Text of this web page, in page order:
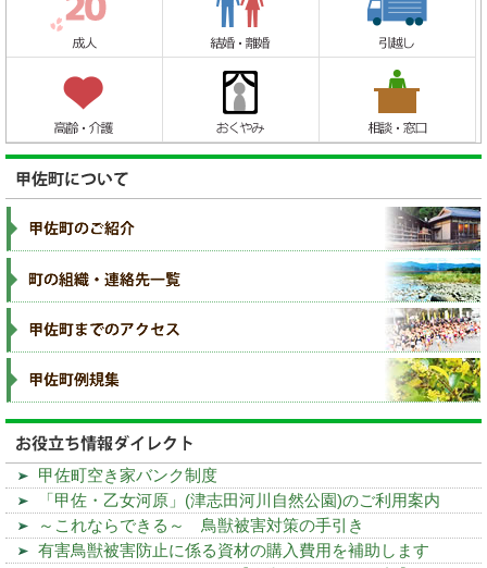
甲佐町空き家バンク制度
「甲佐・乙女河原」(津志田河川自然公園)のご利用案内
～これならできる～ 鳥獣被害対策の手引き
有害鳥獣被害防止に係る資材の購入費用を補助します